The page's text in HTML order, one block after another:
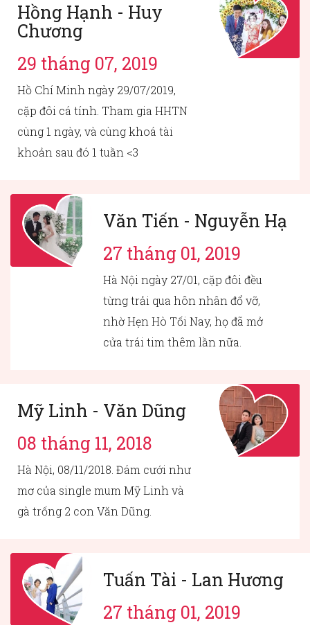
Hồng Hạnh - Huy
Chương
29 tháng 07, 2019
Hồ Chí Minh ngày 29/07/2019,
cặp đôi cá tính. Tham gia HHTN
cùng 1 ngày, và cùng khoá tài
khoản sau đó 1 tuần <3
Văn Tiến - Nguyễn Hạ
27 tháng 01, 2019
Hà Nội ngày 27/01, cặp đôi đều
từng trải qua hôn nhân đổ vỡ,
nhờ Hẹn Hò Tối Nay, họ đã mở
cửa trái tim thêm lần nữa.
Mỹ Linh - Văn Dũng
08 tháng 11, 2018
Hà Nội, 08/11/2018. Đám cưới như
mơ của single mum Mỹ Linh và
gà trống 2 con Văn Dũng.
Tuấn Tài - Lan Hương
27 tháng 01, 2019